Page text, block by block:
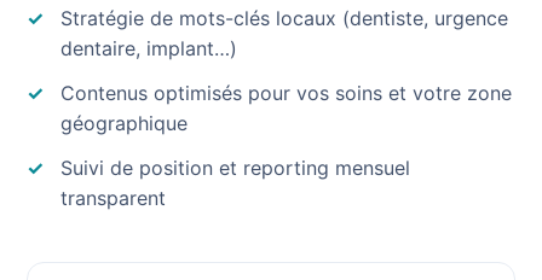
Stratégie de mots-clés locaux (dentiste, urgence
dentaire, implant…)
Contenus optimisés pour vos soins et votre zone
géographique
Suivi de position et reporting mensuel
transparent